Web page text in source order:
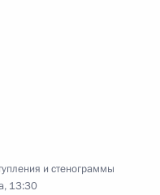
и стенограммы
13:30